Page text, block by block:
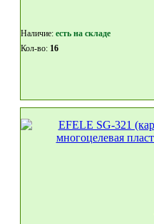
Наличие: eсть на складе
Кол-во: 16